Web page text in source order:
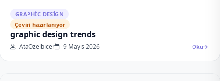
GRAPHIC DESIGN
Çeviri hazırlanıyor
graphic design trends
AtaOzelbicer 9 Mayıs 2026 Oku